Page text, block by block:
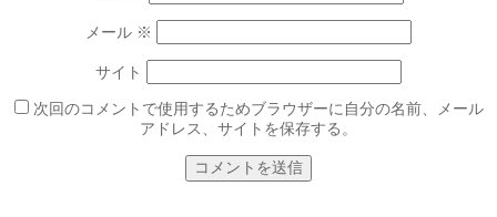
メール ※
サイト
次回のコメントで使用するためブラウザーに自分の名前、メール
アドレス、サイトを保存する。